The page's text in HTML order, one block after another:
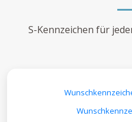
S-Kennzeichen für